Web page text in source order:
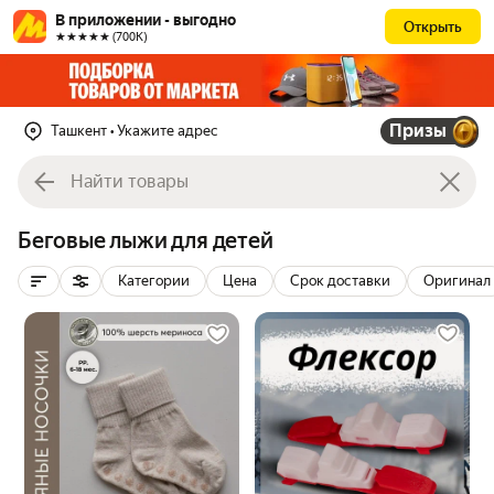
В приложении - выгодно
★★★★★ (700К)
Открыть
Ташкент • Укажите адрес Призы
Беговые лыжи для детей
Категории Цена Срок доставки Оригинал